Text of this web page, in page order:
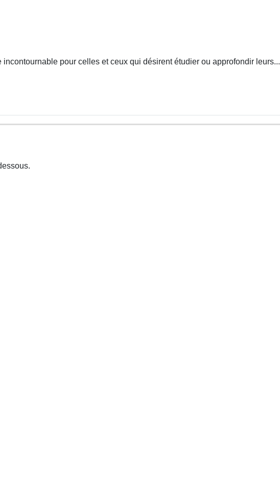
pour celles et ceux qui désirent étudier ou approfondir leurs...